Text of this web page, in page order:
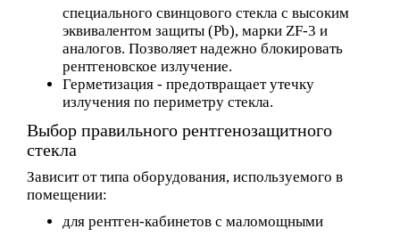
специального свинцового стекла с высоким
эквивалентом защиты (Pb), марки ZF-3 и
аналогов. Позволяет надежно блокировать
рентгеновское излучение.
Герметизация - предотвращает утечку
излучения по периметру стекла.
Выбор правильного рентгенозащитного
стекла
Зависит от типа оборудования, используемого в
помещении:
для рентген-кабинетов с маломощными